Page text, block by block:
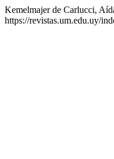
Kemelmajer de Carlucci,
https://revistas.um.edu.uy/